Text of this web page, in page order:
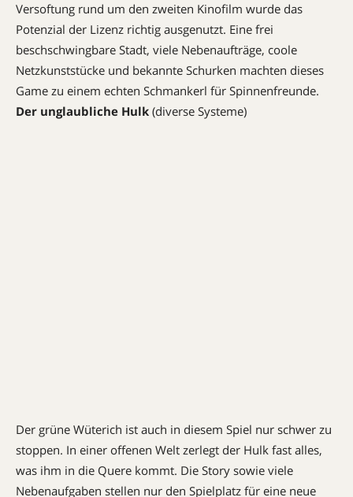
Versoftung rund um den zweiten Kinofilm wurde das
Potenzial der Lizenz richtig ausgenutzt. Eine frei
beschschwingbare Stadt, viele Nebenaufträge, coole
Netzkunststücke und bekannte Schurken machten dieses
Game zu einem echten Schmankerl für Spinnenfreunde.
Der unglaubliche Hulk (diverse Systeme)
Der grüne Wüterich ist auch in diesem Spiel nur schwer zu
stoppen. In einer offenen Welt zerlegt der Hulk fast alles,
was ihm in die Quere kommt. Die Story sowie viele
Nebenaufgaben stellen nur den Spielplatz für eine neue